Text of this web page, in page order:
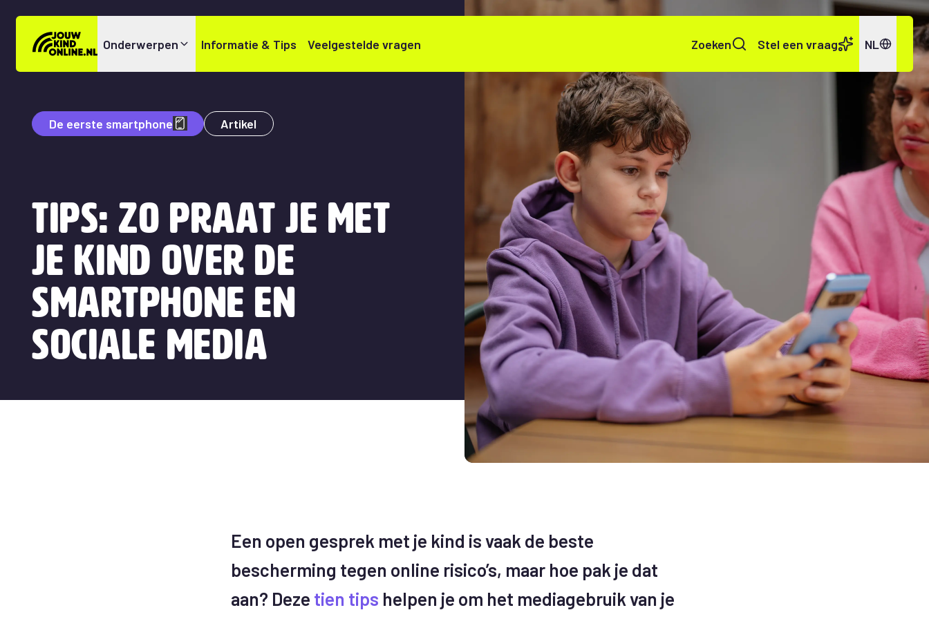
Onderwerpen Informatie & Tips Veelgestelde vragen Zoeken Stel een vraag NL
De eerste smartphone Artikel
Tips: zo praat je met
je kind over de
smartphone en
sociale media
Een open gesprek met je kind is vaak de beste
bescherming tegen online risico’s, maar hoe pak je dat
aan? Deze tien tips helpen je om het mediagebruik van je